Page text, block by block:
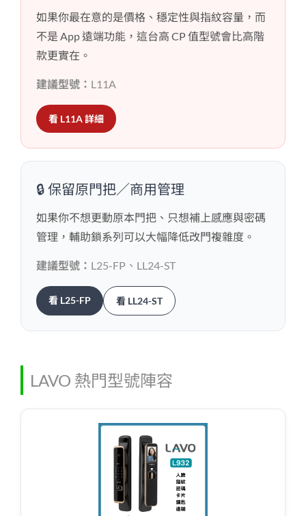
如果你最在意的是價格、穩定性與指紋容量，而
不是 App 遠端功能，這台高 CP 值型號會比高階
款更實在。
建議型號： L11A
看 L11A 詳細
🔒 保留原門把／商用管理
如果你不想更動原本門把、只想補上感應與密碼
管理，輔助鎖系列可以大幅降低改門複雜度。
建議型號： L25-FP、LL24-ST
看 L25-FP 看 LL24-ST
LAVO 熱門型號陣容